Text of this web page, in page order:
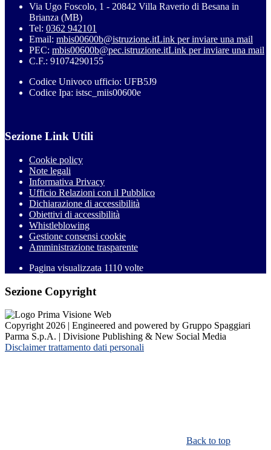
Via Ugo Foscolo, 1 - 20842 Villa Raverio di Besana in
Brianza (MB)
Tel: 0362 942101
Email: mbis00600b@istruzione.itLink per inviare una mail
PEC: mbis00600b@pec.istruzione.itLink per inviare una mail
C.F.: 91074290155
Codice Univoco ufficio: UFB5J9
Codice Ipa: istsc_miis00600e
Sezione Link Utili
Cookie policy
Note legali
Informativa Privacy
Ufficio Relazioni con il Pubblico
Dichiarazione di accessibilità
Obiettivi di accessibilità
Whistleblowing
Gestione consensi cookie
Amministrazione trasparente
Pagina visualizzata 1110 volte
Sezione Copyright
Copyright 2026 | Engineered and powered by Gruppo Spaggiari
Parma S.p.A. | Divisione Publishing & New Social Media
Disclaimer trattamento dati personali
Back to top